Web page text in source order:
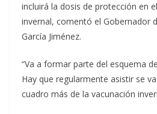
incluirá la dosis de protección en
invernal, comentó el Gobernador
García Jiménez.
“Va a formar parte del esquema
Hay que regularmente asistir se
cuadro más de la vacunación